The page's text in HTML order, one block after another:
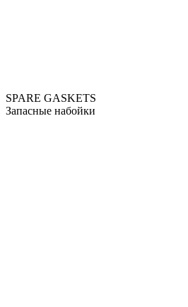
SPARE GASKETS
Запасные набойки